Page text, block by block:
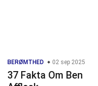
BERØMTHED 02 sep 2025
37 Fakta Om Ben